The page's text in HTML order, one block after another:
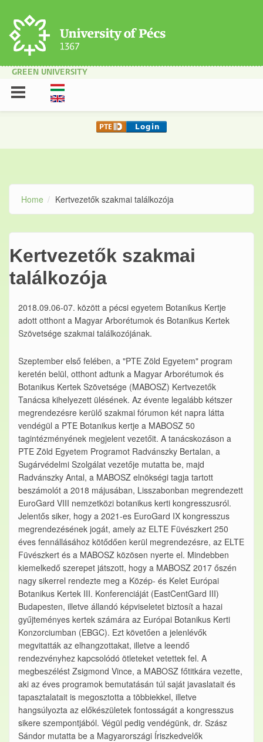
GREEN UNIVERSITY
Home Kertvezetők szakmai találkozója
Kertvezetők szakmai
találkozója
2018.09.06-07. között a pécsi egyetem Botanikus Kertje
adott otthont a Magyar Arborétumok és Botanikus Kertek
Szövetsége szakmai találkozójának.
Szeptember első felében, a "PTE Zöld Egyetem" program
keretén belül, otthont adtunk a Magyar Arborétumok és
Botanikus Kertek Szövetsége (MABOSZ) Kertvezetők
Tanácsa kihelyezett ülésének. Az évente legalább kétszer
megrendezésre kerülő szakmai fórumon két napra látta
vendégül a PTE Botanikus kertje a MABOSZ 50
tagintézményének megjelent vezetőit. A tanácskozáson a
PTE Zöld Egyetem Programot Radvánszky Bertalan, a
Sugárvédelmi Szolgálat vezetője mutatta be, majd
Radvánszky Antal, a MABOSZ elnökségi tagja tartott
beszámolót a 2018 májusában, Lisszabonban megrendezett
EuroGard VIII nemzetközi botanikus kerti kongresszusról.
Jelentős siker, hogy a 2021-es EuroGard IX kongresszus
megrendezésének jogát, amely az ELTE Füvészkert 250
éves fennállásához kötődően kerül megrendezésre, az ELTE
Füvészkert és a MABOSZ közösen nyerte el. Mindebben
kiemelkedő szerepet játszott, hogy a MABOSZ 2017 őszén
nagy sikerrel rendezte meg a Közép- és Kelet Európai
Botanikus Kertek III. Konferenciáját (EastCentGard III)
Budapesten, illetve állandó képviseletet biztosít a hazai
gyűjteményes kertek számára az Európai Botanikus Kerti
Konzorciumban (EBGC). Ezt követően a jelenlévők
megvitatták az elhangzottakat, illetve a leendő
rendezvényhez kapcsolódó ötleteket vetettek fel. A
megbeszélést Zsigmond Vince, a MABOSZ főtitkára vezette,
aki az éves programok bemutatásán túl saját javaslatait és
tapasztalatait is megosztotta a többiekkel, illetve
hangsúlyozta az előkészületek fontosságát a kongresszus
sikere szempontjából. Végül pedig vendégünk, dr. Szász
Sándor mutatta be a Magyarországi Íriszkedvelők